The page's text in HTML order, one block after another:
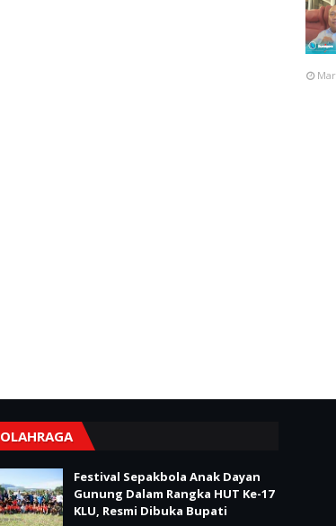
OLAHRAGA
Festival Sepakbola Anak Dayan
Gunung Dalam Rangka HUT Ke-17
KLU, Resmi Dibuka Bupati